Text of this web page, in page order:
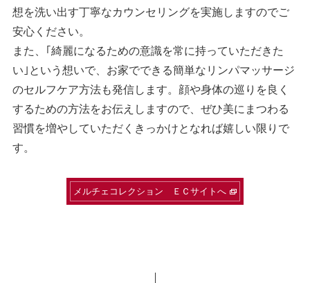
想を洗い出す丁寧なカウンセリングを実施しますのでご
安心ください。
また、｢綺麗になるための意識を常に持っていただきた
い｣という想いで、お家でできる簡単なリンパマッサージ
のセルフケア方法も発信します。顔や身体の巡りを良く
するための方法をお伝えしますので、ぜひ美にまつわる
習慣を増やしていただくきっかけとなれば嬉しい限りで
す。
メルチェコレクション ＥＣサイトへ